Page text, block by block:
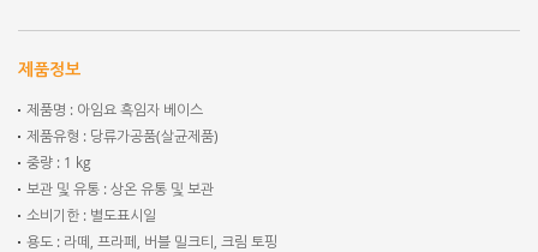
제품정보
제품명 : 아임요 흑임자 베이스
제품유형 : 당류가공품(살균제품)
중량 : 1 kg
보관 및 유통 : 상온 유통 및 보관
소비기한 : 별도표시일
용도 : 라떼, 프라페, 버블 밀크티, 크림 토핑